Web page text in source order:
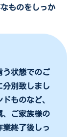
ものをしっか
う状態でのご
分別致しまし
ものなど、
、ご家族様の
業終了後しっ